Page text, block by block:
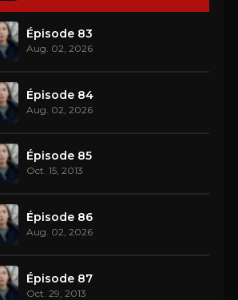
Épisode 83
Aug. 02, 2026
Épisode 84
Aug. 02, 2026
Épisode 85
Oct. 15, 2013
Épisode 86
Aug. 02, 2026
Épisode 87
Oct. 29, 2013